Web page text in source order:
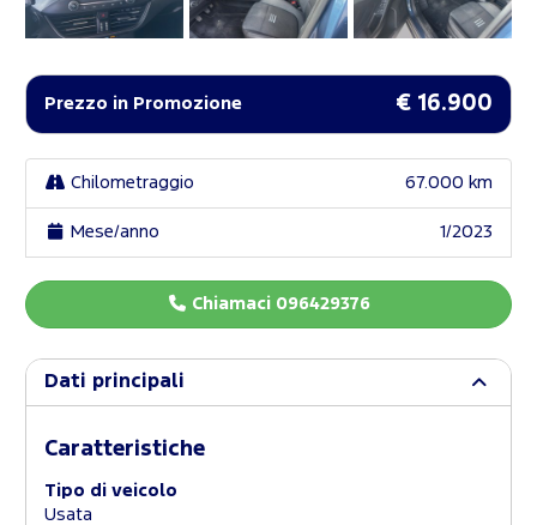
Prezzo in Promozione € 16.900
Chilometraggio 67.000 km
Mese/anno 1/2023
Chiamaci 096429376
Dati principali
Caratteristiche
Tipo di veicolo
Usata